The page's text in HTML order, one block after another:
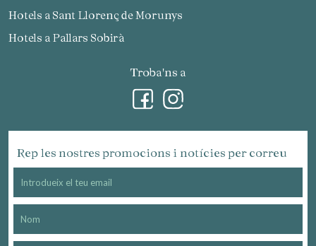
Hotels a Sant Llorenç de Morunys
Hotels a Pallars Sobirà
Troba'ns a
Rep les nostres promocions i notícies per correu